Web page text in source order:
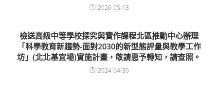
2026-05-13
檢送高級中等學校探究與實作課程北區推動中心辦理
「科學教育新趨勢-面對2030的新型態評量與教學工作
坊」(北北基宜場)實施計畫，敬請惠予轉知，請查照。
2024-04-30